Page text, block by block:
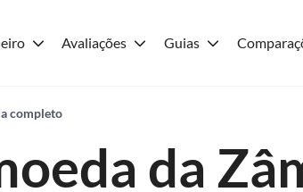
Avaliações Guias
completo
da